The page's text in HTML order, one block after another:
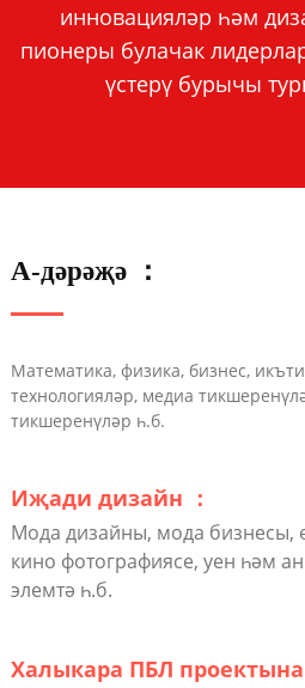
инновацияләр һәм
пионеры булачак
үстерү бурычы
А-дәрәҗә ：
Математика, физика, бизнес,
технологияләр, медиа
тикшеренүләр һ.б.
Иҗади дизайн ：
Мода дизайны, мода бизнесы,
кино фотографиясе, уен һәм
элемтә һ.б.
Халыкара ПБЛ проектына